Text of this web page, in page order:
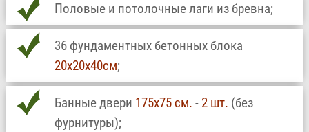
Половые и потолочные лаги из бревна;
36 фундаментных бетонных блока
20х20х40см;
Банные двери 175х75 см. - 2 шт. (без
фурнитуры);